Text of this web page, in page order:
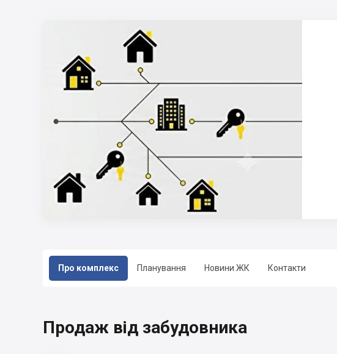
Про комплекс Планування Новини ЖК Контакти
Продаж від забудовника